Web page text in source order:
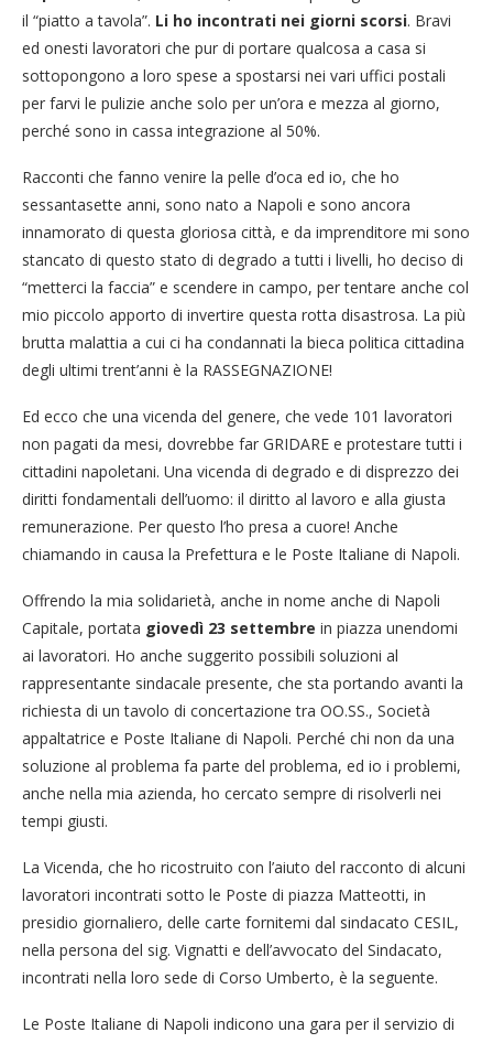
il “piatto a tavola”. Li ho incontrati nei giorni scorsi. Bravi
ed onesti lavoratori che pur di portare qualcosa a casa si
sottopongono a loro spese a spostarsi nei vari uffici postali
per farvi le pulizie anche solo per un’ora e mezza al giorno,
perché sono in cassa integrazione al 50%.
Racconti che fanno venire la pelle d’oca ed io, che ho
sessantasette anni, sono nato a Napoli e sono ancora
innamorato di questa gloriosa città, e da imprenditore mi sono
stancato di questo stato di degrado a tutti i livelli, ho deciso di
“metterci la faccia” e scendere in campo, per tentare anche col
mio piccolo apporto di invertire questa rotta disastrosa. La più
brutta malattia a cui ci ha condannati la bieca politica cittadina
degli ultimi trent’anni è la RASSEGNAZIONE!
Ed ecco che una vicenda del genere, che vede 101 lavoratori
non pagati da mesi, dovrebbe far GRIDARE e protestare tutti i
cittadini napoletani. Una vicenda di degrado e di disprezzo dei
diritti fondamentali dell’uomo: il diritto al lavoro e alla giusta
remunerazione. Per questo l’ho presa a cuore! Anche
chiamando in causa la Prefettura e le Poste Italiane di Napoli.
Offrendo la mia solidarietà, anche in nome anche di Napoli
Capitale, portata giovedì 23 settembre in piazza unendomi
ai lavoratori. Ho anche suggerito possibili soluzioni al
rappresentante sindacale presente, che sta portando avanti la
richiesta di un tavolo di concertazione tra OO.SS., Società
appaltatrice e Poste Italiane di Napoli. Perché chi non da una
soluzione al problema fa parte del problema, ed io i problemi,
anche nella mia azienda, ho cercato sempre di risolverli nei
tempi giusti.
La Vicenda, che ho ricostruito con l’aiuto del racconto di alcuni
lavoratori incontrati sotto le Poste di piazza Matteotti, in
presidio giornaliero, delle carte fornitemi dal sindacato CESIL,
nella persona del sig. Vignatti e dell’avvocato del Sindacato,
incontrati nella loro sede di Corso Umberto, è la seguente.
Le Poste Italiane di Napoli indicono una gara per il servizio di